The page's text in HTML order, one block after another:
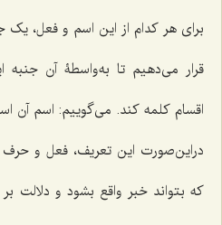
برای هر کدام از این اسم و فعل،
قرار می‌دهیم تا به‌واسطۀ آن جنبه
اقسام کلمه کند. می‌گوییم: اسم آن
دراین‌صورت این تعریف، فعل و
که بتواند خبر واقع بشود و دلالت